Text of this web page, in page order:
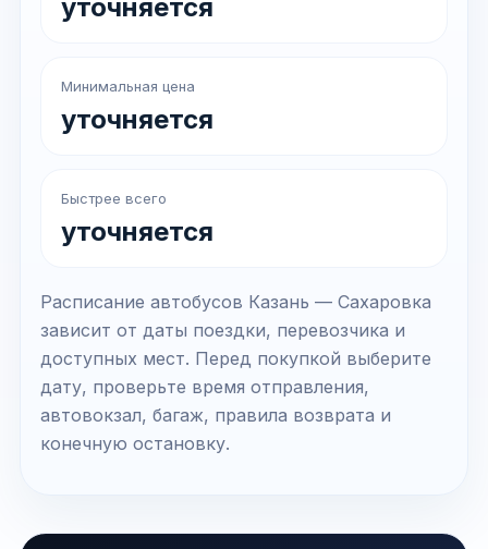
уточняется
Минимальная цена
уточняется
Быстрее всего
уточняется
Расписание автобусов Казань — Сахаровка
зависит от даты поездки, перевозчика и
доступных мест. Перед покупкой выберите
дату, проверьте время отправления,
автовокзал, багаж, правила возврата и
конечную остановку.